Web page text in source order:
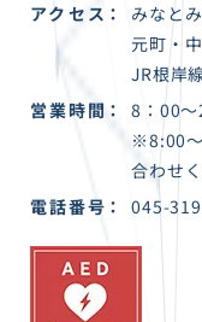
アクセス
みなと
元町・
JR根岸
営業時間
8：00
※8:00
合わせ
電話番号
045-